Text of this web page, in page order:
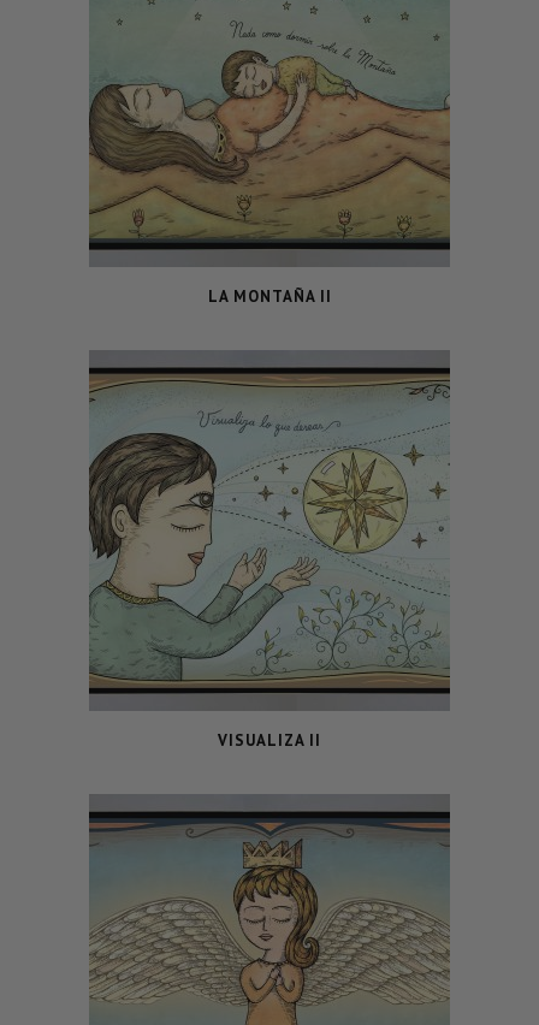
LA MONTAÑA II
VISUALIZA II